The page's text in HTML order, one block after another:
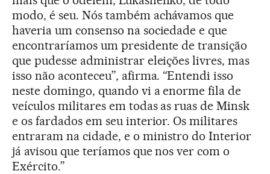
modo, é seu. Nós também achávamos que
haveria um consenso na sociedade e que
encontraríamos um presidente de transição
que pudesse administrar eleições livres, mas
isso não aconteceu”, afirma. “Entendi isso
neste domingo, quando vi a enorme fila de
veículos militares em todas as ruas de Minsk
e os fardados em seu interior. Os militares
entraram na cidade, e o ministro do Interior
já avisou que teríamos que nos ver com o
Exército.”